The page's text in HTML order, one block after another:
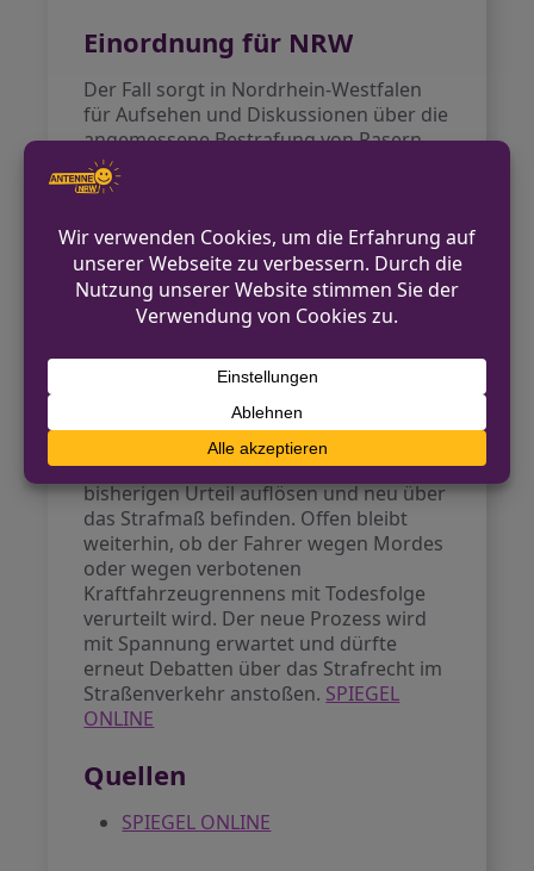
Einordnung für NRW
Der Fall sorgt in Nordrhein-Westfalen
für Aufsehen und Diskussionen über die
angemessene Bestrafung von Rasern,
insbesondere wenn Unbeteiligte zu
Schaden kommen. Die Rechtslage und
Rasertaten werden bundesweit
aufmerksam verfolgt. Durch das
Eingreifen des BGH wird das Thema
erneut auf juristischer und politischer
Das Landgericht Duisburg muss nun
den juristischen Widerspruch im
bisherigen Urteil auflösen und neu über
das Strafmaß befinden. Offen bleibt
weiterhin, ob der Fahrer wegen Mordes
oder wegen verbotenen
Kraftfahrzeugrennens mit Todesfolge
verurteilt wird. Der neue Prozess wird
mit Spannung erwartet und dürfte
erneut Debatten über das Strafrecht im
Straßenverkehr anstoßen. SPIEGEL
ONLINE
Quellen
SPIEGEL ONLINE